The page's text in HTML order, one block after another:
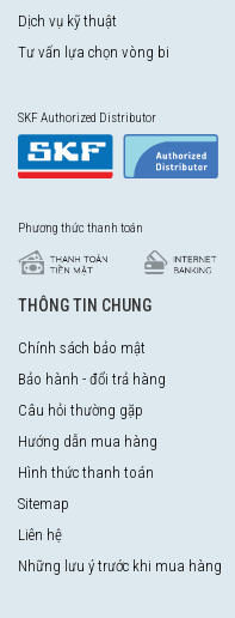
Dịch vụ kỹ thuật
Tư vấn lựa chọn vòng bi
SKF Authorized Distributor
Phương thức thanh toán
THÔNG TIN CHUNG
Chính sách bảo mật
Bảo hành - đổi trả hàng
Câu hỏi thường gặp
Hướng dẫn mua hàng
Hình thức thanh toán
Sitemap
Liên hệ
Những lưu ý trước khi mua hàng